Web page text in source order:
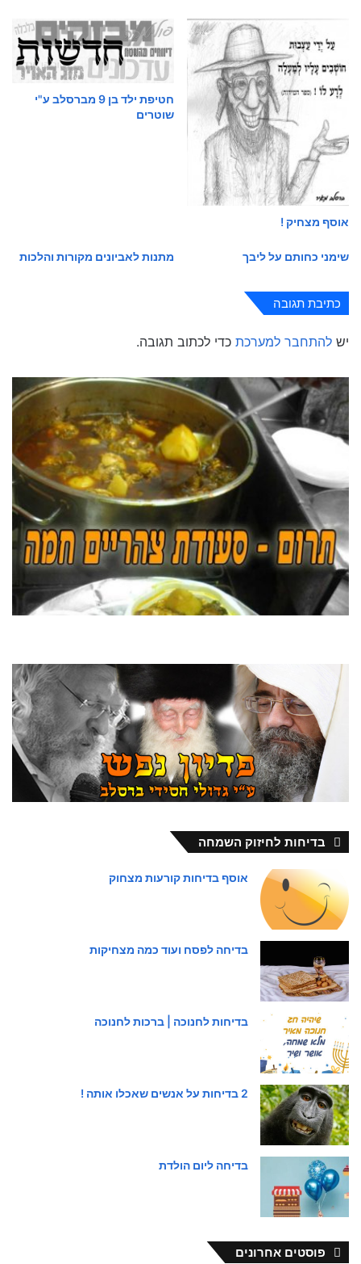
אוסף מצחיק !
חטיפת ילד בן 9 מברסלב ע"י
שוטרים
שימני כחותם על ליבך מתנות לאביונים מקורות והלכות
כתיבת תגובה
יש להתחבר למערכת כדי לכתוב תגובה.
בדיחות לחיזוק השמחה
אוסף בדיחות קורעות מצחוק
בדיחה לפסח ועוד כמה מצחיקות
בדיחות לחנוכה | ברכות לחנוכה
2 בדיחות על אנשים שאכלו אותה !
בדיחה ליום הולדת
פוסטים אחרונים